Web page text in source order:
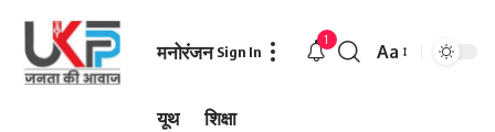
मनोरंजन
यूथ शिक्षा
Sign In
1
Font
Aa